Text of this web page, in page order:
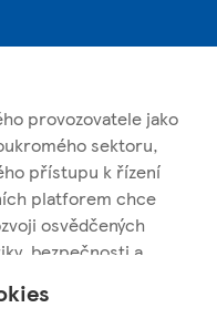
provozovatele jako
sektoru,
přístupu k řízení
platforem chce
osvědčených
bezpečnosti a